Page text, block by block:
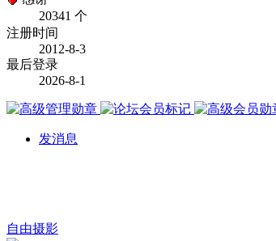
20341 个
注册时间
2012-8-3
最后登录
2026-8-1
发消息
自由摄影